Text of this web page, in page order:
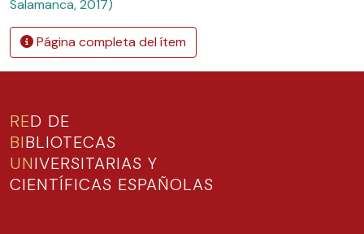
Salamanca, 2017)
Página completa del ítem
RED DE
BIBLIOTECAS
UNIVERSITARIAS Y
CIENTÍFICAS ESPAÑOLAS